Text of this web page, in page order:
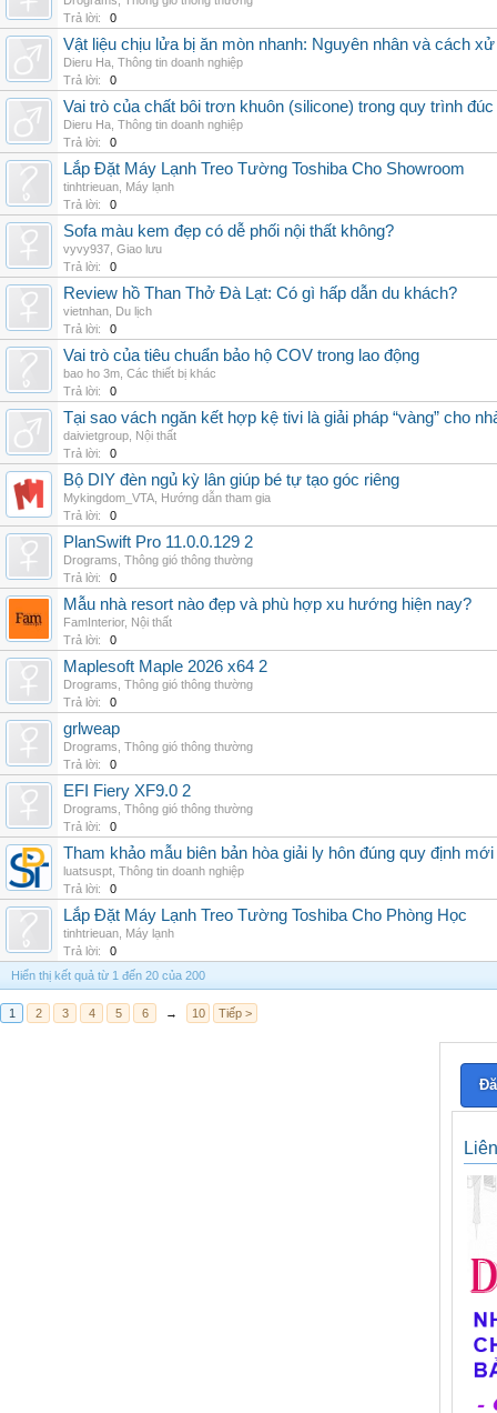
Trả lời:
0
Vật liệu chịu lửa bị ăn mòn nhanh: Nguyên nhân và cách
Dieru Ha Thông tin doanh nghiệp
Trả lời:
0
Vai trò của chất bôi trơn khuôn (silicone) trong quy trình
Dieru Ha Thông tin doanh nghiệp
Trả lời:
0
Lắp Đặt Máy Lạnh Treo Tường Toshiba Cho Showroom
tinhtrieuan Máy lạnh
Trả lời:
0
Sofa màu kem đẹp có dễ phối nội thất không?
vyvy937 Giao lưu
Trả lời:
0
Review hồ Than Thở Đà Lạt: Có gì hấp dẫn du khách?
vietnhan Du lịch
Trả lời:
0
Vai trò của tiêu chuẩn bảo hộ COV trong lao động
bao ho 3m Các thiết bị khác
Trả lời:
0
Tại sao vách ngăn kết hợp kệ tivi là giải pháp “vàng” cho
daivietgroup Nội thất
Trả lời:
0
Bộ DIY đèn ngủ kỳ lân giúp bé tự tạo góc riêng
Mykingdom_VTA Hướng dẫn tham gia
Trả lời:
0
PlanSwift Pro 11.0.0.129 2
Drograms Thông gió thông thường
Trả lời:
0
Mẫu nhà resort nào đẹp và phù hợp xu hướng hiện nay?
FamInterior, Nội thất
Trả lời:
0
Maplesoft Maple 2026 x64 2
Drograms Thông gió thông thường
Trả lời:
0
grlweap
Drograms Thông gió thông thường
Trả lời:
0
EFI Fiery XF9.0 2
Drograms Thông gió thông thường
Trả lời:
0
Tham khảo mẫu biên bản hòa giải ly hôn đúng quy định mới
luatsuspt Thông tin doanh nghiệp
Trả lời:
0
Lắp Đặt Máy Lạnh Treo Tường Toshiba Cho Phòng Học
tinhtrieuan Máy lạnh
Trả lời:
0
Hiển thị kết quả từ 1 đến 20 của 200
1 2 3 4 5 6 → 10 Tiếp >